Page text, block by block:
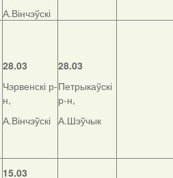
А.Вінчэўскі
28.03
Чэрвенскі р-
н,
А.Вінчэўскі
28.03
Петрыкаўскі
р-н,
А.Шэўчык
15.03